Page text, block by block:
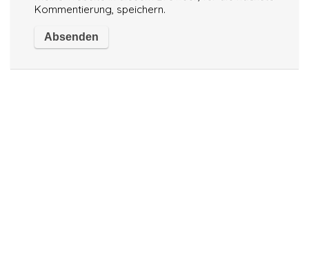
Kommentierung, speichern.